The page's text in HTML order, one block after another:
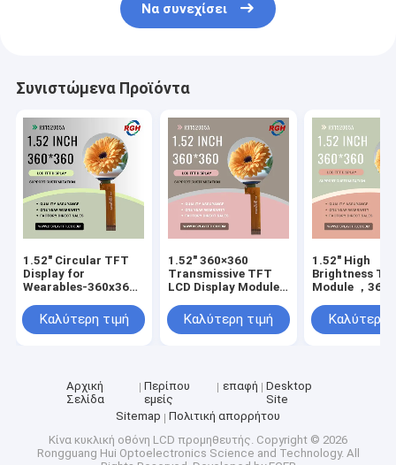
Να συνεχίσει
Συνιστώμενα Προϊόντα
1.52" Circular TFT
Display for
Wearables-360x360
customizable cover
glass
Καλύτερη τιμή
1.52" 360×360
Transmissive TFT
LCD Display Module
, 580 Cd/M²
Καλύτερη τιμή
1.52" High
Brightness
Module ，
Contrast , All-
Viewing
Καλύτερη
Αρχική
Σελίδα
Περίπου
εμείς
επαφή
Desktop
Site
Sitemap
Πολιτική απορρήτου
Κίνα κυκλική οθόνη LCD προμηθευτής. Copyright © 2026
Rongguang Hui Optoelectronics Science and Technology. All